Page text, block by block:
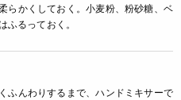
らかくしておく。小麦粉、粉砂糖、ベ
ふるっておく。
ふんわりするまで、ハンドミキサーで